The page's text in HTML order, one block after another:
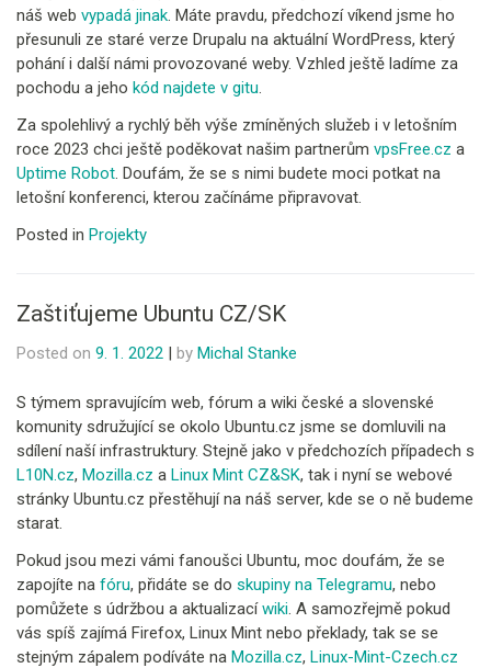
náš web vypadá jinak. Máte pravdu, předchozí víkend jsme ho
přesunuli ze staré verze Drupalu na aktuální WordPress, který
pohání i další námi provozované weby. Vzhled ještě ladíme za
pochodu a jeho kód najdete v gitu.
Za spolehlivý a rychlý běh výše zmíněných služeb i v letošním
roce 2023 chci ještě poděkovat našim partnerům vpsFree.cz a
Uptime Robot. Doufám, že se s nimi budete moci potkat na
letošní konferenci, kterou začínáme připravovat.
Posted in Projekty
Zaštiťujeme Ubuntu CZ/SK
Posted on 9. 1. 2022 by Michal Stanke
S týmem spravujícím web, fórum a wiki české a slovenské
komunity sdružující se okolo Ubuntu.cz jsme se domluvili na
sdílení naší infrastruktury. Stejně jako v předchozích případech s
L10N.cz, Mozilla.cz a Linux Mint CZ&SK, tak i nyní se webové
stránky Ubuntu.cz přestěhují na náš server, kde se o ně budeme
starat.
Pokud jsou mezi vámi fanoušci Ubuntu, moc doufám, že se
zapojíte na fóru, přidáte se do skupiny na Telegramu, nebo
pomůžete s údržbou a aktualizacíwiki. A samozřejmě pokud
vás spíš zajímá Firefox, Linux Mint nebo překlady, tak se se
stejným zápalem podíváte na Mozilla.cz, Linux-Mint-Czech.cz